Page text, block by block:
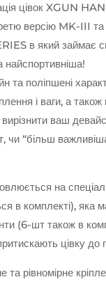
цівок XGUN
версію MK-III та
в який займає
найспортивніша!
та поліпшені
і ваги, а також
вирізнити ваш
чи “більш
на
в комплекті), яка
(6-шт також в
цівку до
та рівномірне